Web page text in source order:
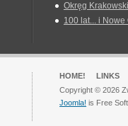
Okręg Krakowski
100 lat... i Nowe
HOME! LINKS
Copyright © 2026
Joomla! is Free